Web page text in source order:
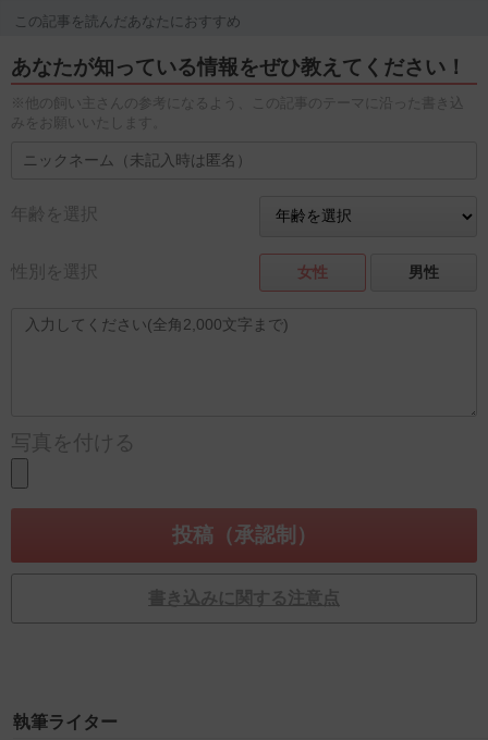
この記事を読んだあなたにおすすめ
あなたが知っている情報をぜひ教えてください！
※他の飼い主さんの参考になるよう、この記事のテーマに沿った書き込
みをお願いいたします。
年齢を選択
性別を選択 女性 男性
写真を付ける
書き込みに関する注意点
執筆ライター